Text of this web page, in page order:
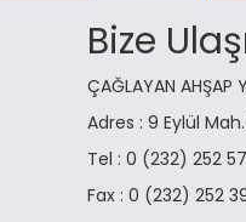
Bize
ÇAĞLAYAN AHŞAP
Adres : 9 Eylül
Tel : 0 (232) 252
Fax : 0 (232) 252